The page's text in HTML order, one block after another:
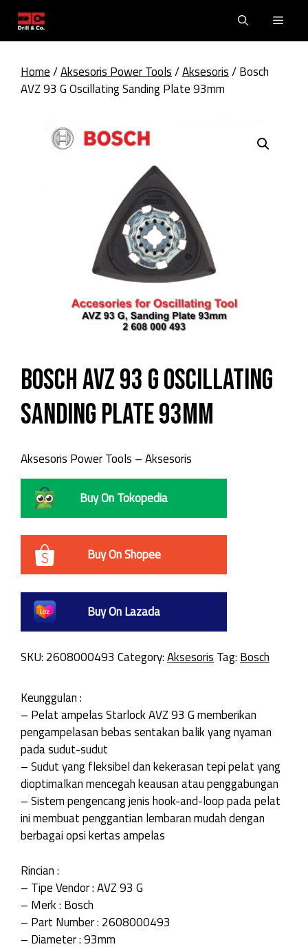
content
Home/Aksesoris Power Tools/Aksesoris/ Bosch
AVZ 93 G Oscillating Sanding Plate 93mm
Bosch AVZ 93 G Oscillating
Sanding Plate 93mm
Aksesoris Power Tools – Aksesoris
Buy On Tokopedia
Buy On Shopee
Buy On Lazada
SKU: 2608000493 Category:Aksesoris Tag: Bosch
Keunggulan :
– Pelat ampelas Starlock AVZ 93 G memberikan
pengampelasan bebas sentakan balik yang nyaman
pada sudut-sudut
– Sudut yang fleksibel dan kekerasan tepi pelat yang
dioptimalkan mencegah keausan atau penggabungan
– Sistem pengencang jenis hook-and-loop pada pelat
ini membuat penggantian lembaran mudah dengan
berbagai opsi kertas ampelas
Rincian :
– Tipe Vendor : AVZ 93 G
– Merk : Bosch
– Part Number : 2608000493
– Diameter : 93mm